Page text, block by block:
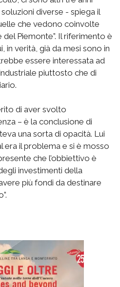
diverse - spiega il
che vedono coinvolte
Piemonte”. Il riferimento è
in verità, già da mesi sono in
essere interessata ad
piuttosto che di
di aver svolto
– è la conclusione di
una sorta di opacità. Lui
era il problema e si è mosso
che l’obbiettivo è
investimenti della
più fondi da destinare